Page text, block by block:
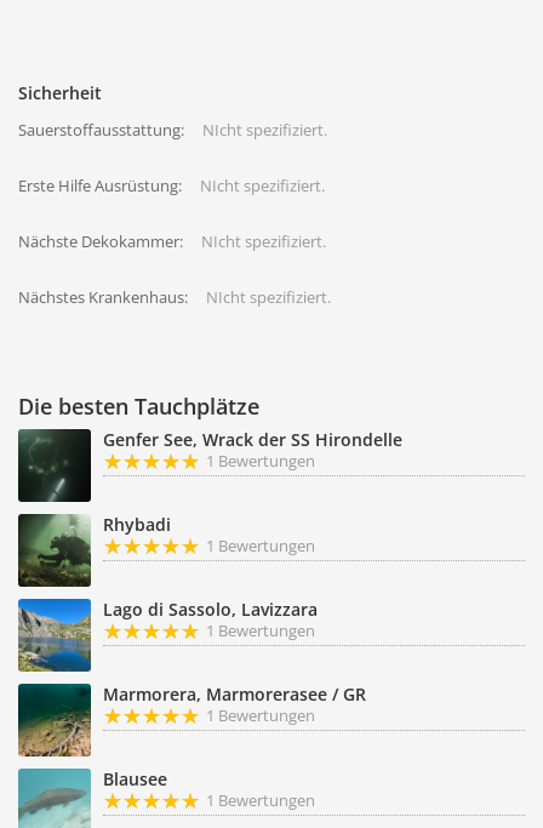
Sicherheit
Sauerstoffausstattung: NIcht spezifiziert.
Erste Hilfe Ausrüstung: NIcht spezifiziert.
Nächste Dekokammer: NIcht spezifiziert.
Nächstes Krankenhaus: NIcht spezifiziert.
Die besten Tauchplätze
Genfer See, Wrack der SS Hirondelle
1 Bewertungen
Rhybadi
1 Bewertungen
Lago di Sassolo, Lavizzara
1 Bewertungen
Marmorera, Marmorerasee / GR
1 Bewertungen
Blausee
1 Bewertungen